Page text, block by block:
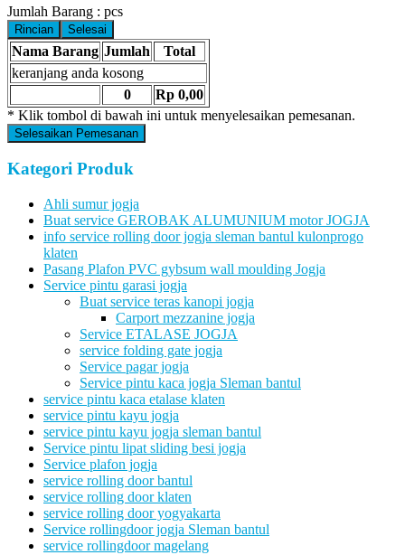
Jumlah Barang : pcs
Rincian Selesai
Nama Barang Jumlah Total
0 Rp 0,00
keranjang anda kosong
* Klik tombol di bawah ini untuk menyelesaikan pemesanan.
Selesaikan Pemesanan
Kategori Produk
Ahli sumur jogja
Buat service GEROBAK ALUMUNIUM motor JOGJA
info service rolling door jogja sleman bantul kulonprogo
klaten
Pasang Plafon PVC gybsum wall moulding Jogja
Service pintu garasi jogja
Buat service teras kanopi jogja
Carport mezzanine jogja
Service ETALASE JOGJA
service folding gate jogja
Service pagar jogja
Service pintu kaca jogja Sleman bantul
service pintu kaca etalase klaten
service pintu kayu jogja
service pintu kayu jogja sleman bantul
Service pintu lipat sliding besi jogja
Service plafon jogja
service rolling door bantul
service rolling door klaten
service rolling door yogyakarta
Service rollingdoor jogja Sleman bantul
service rollingdoor magelang